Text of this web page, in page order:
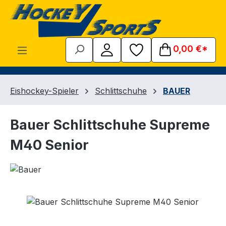
Zum Hauptinhalt springen
0,00 €*
Eishockey-Spieler Schlittschuhe BAUER
Bauer Schlittschuhe Supreme
M40 Senior
Bildergalerie überspringen